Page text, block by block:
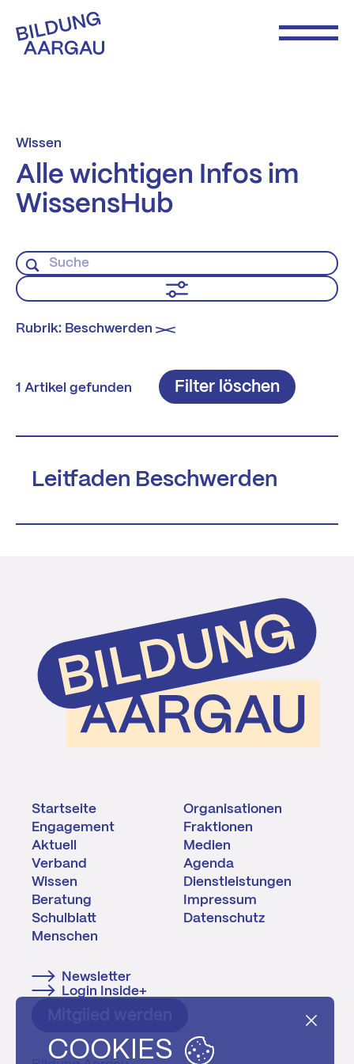
Wissen
Alle wichtigen Infos im
WissensHub
Rubrik: Beschwerden
1 Artikel gefunden Filter löschen
Leitfaden Beschwerden
Startseite
Engagement
Aktuell
Verband
Wissen
Beratung
Schulblatt
Menschen
Organisationen
Fraktionen
Medien
Agenda
Dienstleistungen
Impressum
Datenschutz
Newsletter
Login Inside+
COOKIES